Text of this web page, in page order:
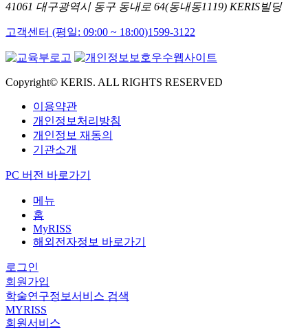
41061 대구광역시 동구 동내로 64(동내동1119) KERIS빌딩
고객센터 (평일: 09:00 ~ 18:00)1599-3122
Copyright© KERIS. ALL RIGHTS RESERVED
이용약관
개인정보처리방침
개인정보 재동의
기관소개
PC 버전 바로가기
메뉴
홈
MyRISS
해외전자정보 바로가기
로그인
회원가입
학술연구정보서비스 검색
MYRISS
회원서비스